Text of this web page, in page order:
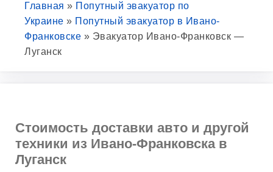
Главная » Попутный эвакуатор по
Украине » Попутный эвакуатор в Ивано-
Франковске » Эвакуатор Ивано-Франковск —
Луганск
Стоимость доставки авто и другой
техники из Ивано-Франковска в
Луганск